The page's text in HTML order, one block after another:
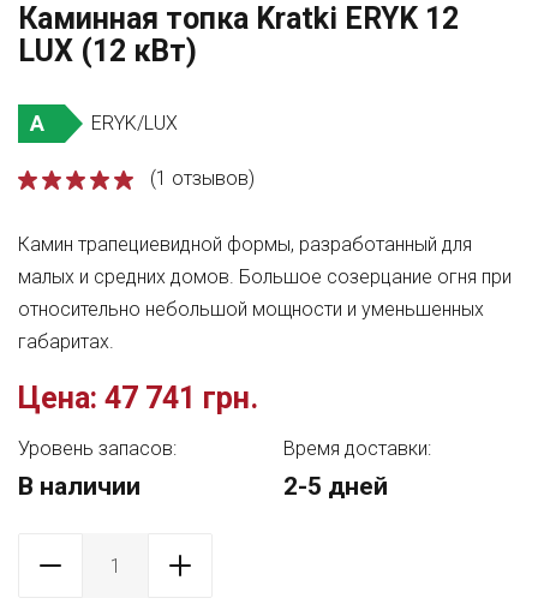
Каминная топка Kratki ERYK 12
LUX (12 кВт)
A ERYK/LUX
(1 отзывов)
Камин трапециевидной формы, разработанный для
малых и средних домов. Большое созерцание огня при
относительно небольшой мощности и уменьшенных
габаритах.
Цена: 47 741 грн.
Уровень запасов:
В наличии
Время доставки:
2-5 дней